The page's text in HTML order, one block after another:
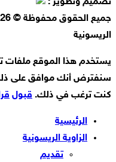
تصميم وتطوير :
الريسونية
يستخدم هذا الموقع ملفات
سنفترض أنك موافق على ذلك
كنت ترغب في ذلك. قبول
الرئيسية
الزاوية الريسونية
تقديم